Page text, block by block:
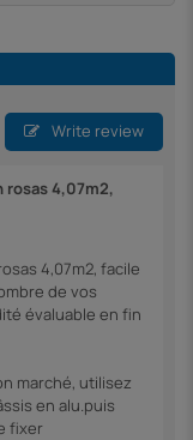
Write review
4,07m2,
4,07m2, facile
de vos
évaluable en fin
marché, utilisez
en alu.puis
fixer